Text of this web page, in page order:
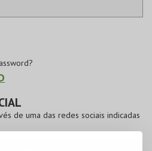
de uma das redes sociais indicadas